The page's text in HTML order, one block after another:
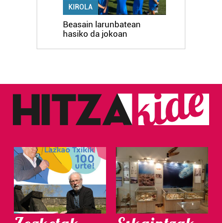
KIROLA
Beasain larunbatean
hasiko da jokoan